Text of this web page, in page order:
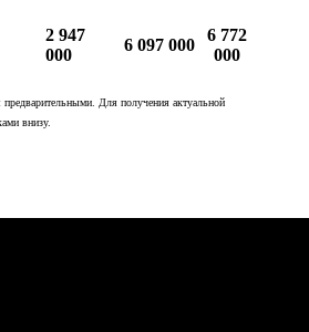
2 947
000
6 097 000
6 772
000
Для получения актуальной
внизу.